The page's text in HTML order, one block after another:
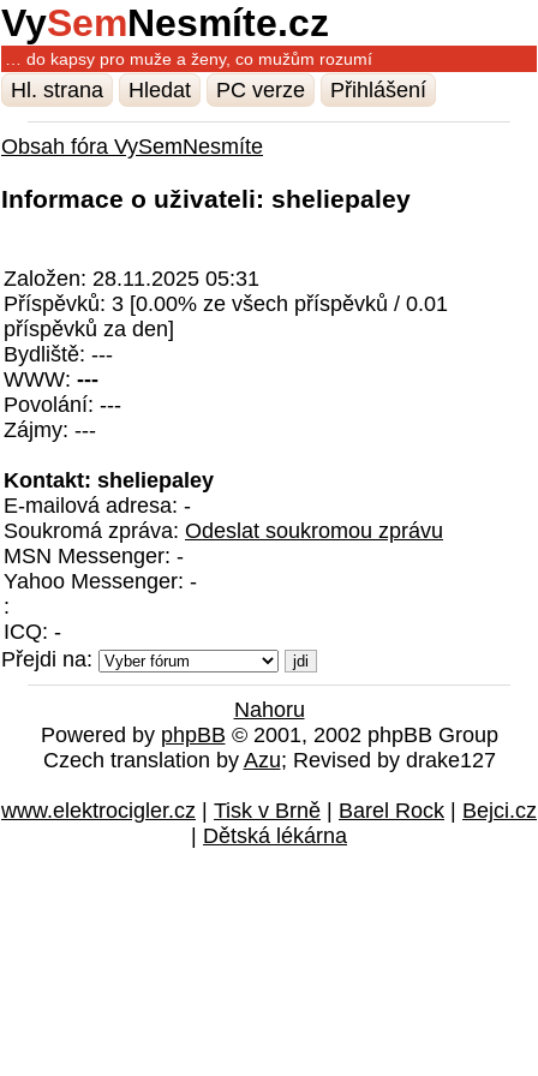
VySemNesmíte.cz
… do kapsy pro muže a ženy, co mužům rozumí
Hl. strana Hledat PC verze Přihlášení
Obsah fóra VySemNesmíte
Informace o uživateli: sheliepaley
Založen: 28.11.2025 05:31
Příspěvků: 3 [0.00% ze všech příspěvků / 0.01
příspěvků za den]
Bydliště: ---
WWW: ---
Povolání: ---
Zájmy: ---
Kontakt: sheliepaley
E-mailová adresa: -
Soukromá zpráva: Odeslat soukromou zprávu
MSN Messenger: -
Yahoo Messenger: -
:
ICQ: -
Přejdi na:
Nahoru
Powered by phpBB © 2001, 2002 phpBB Group
Czech translation by Azu; Revised by drake127
www.elektrocigler.cz Tisk v Brně Barel Rock
Bejci.cz
Dětská lékárna